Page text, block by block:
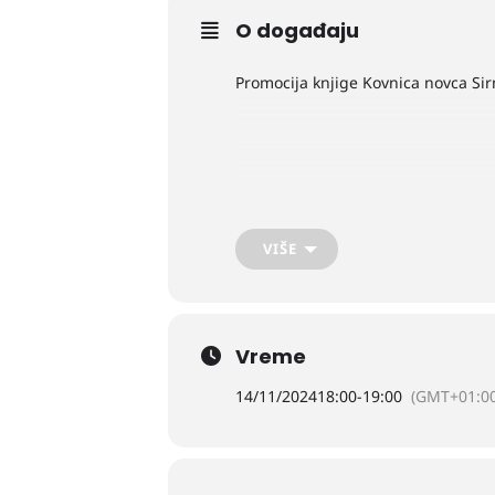
O događaju
Promocija knjige Kovnica novca
VIŠE
Vreme
14/11/202418:00-19:00